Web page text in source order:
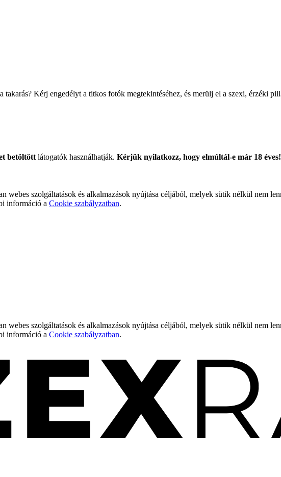
Kérj engedélyt a titkos fotók megtekintéséhez, és merülj el a szexi, érzéki
betöltött látogatók használhatják. Kérjük nyilatkozz, hogy elmúltál-e már 18 éves!
webes szolgáltatások és alkalmazások nyújtása céljából, melyek sütik nélkül nem
információ a Cookie szabályzatban.
webes szolgáltatások és alkalmazások nyújtása céljából, melyek sütik nélkül nem
információ a Cookie szabályzatban.